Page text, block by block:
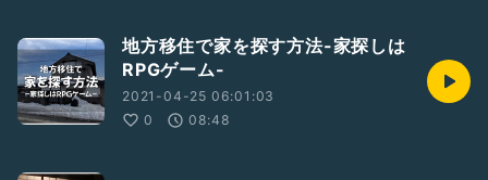
地方移住で家を探す方法-家探しは
RPGゲーム-
2021-04-25 06:01:03
0
08:48